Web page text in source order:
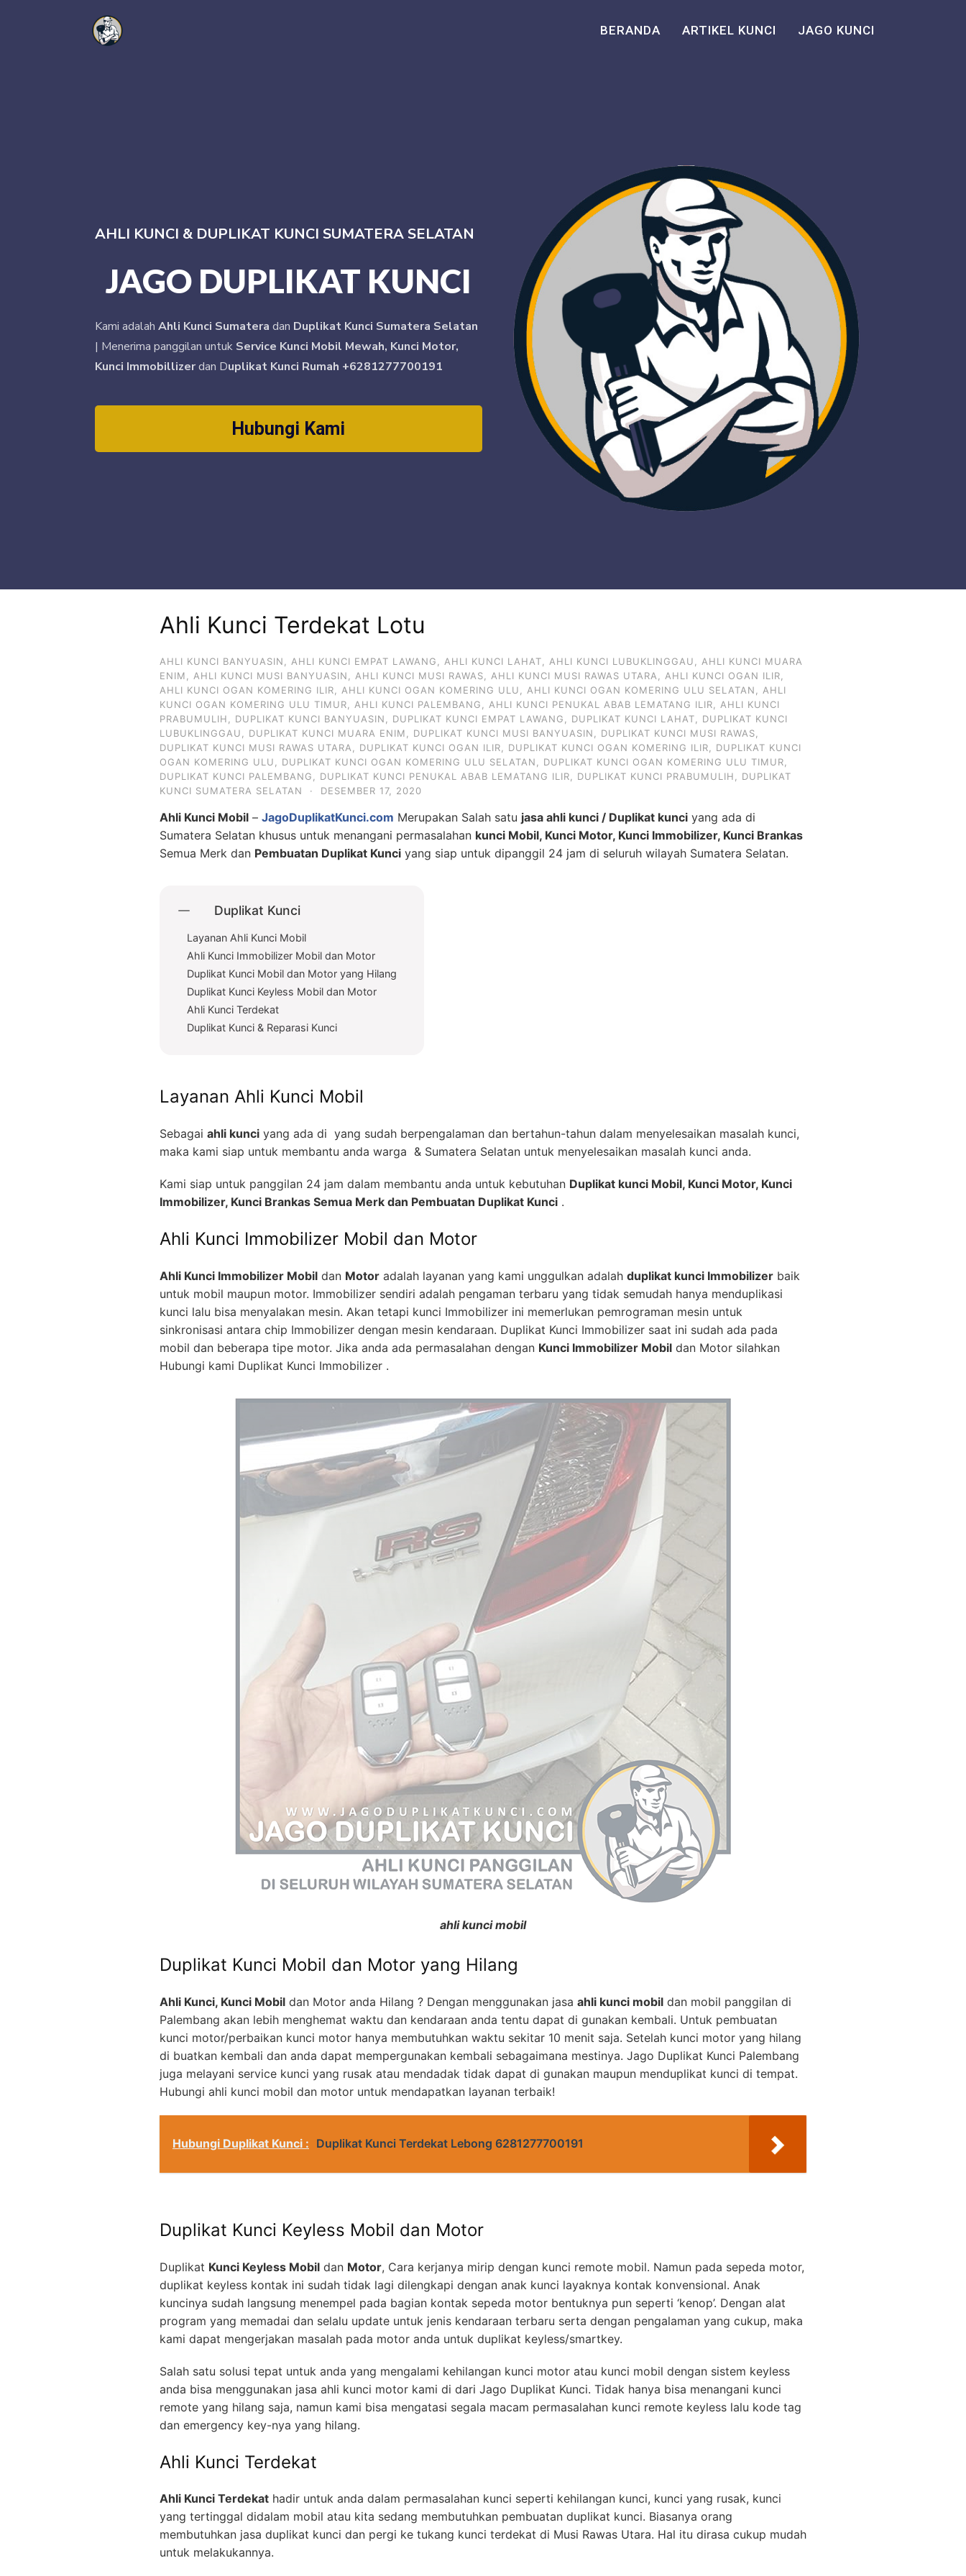
BERANDA ARTIKEL KUNCI JAGO KUNCI
AHLI KUNCI & DUPLIKAT KUNCI SUMATERA SELATAN
JAGO DUPLIKAT KUNCI
Kami adalah Ahli Kunci Sumatera dan Duplikat Kunci Sumatera Selatan
| Menerima panggilan untuk Service Kunci Mobil Mewah, Kunci Motor,
Kunci Immobillizerdan Duplikat Kunci Rumah +6281277700191
Hubungi Kami
Ahli Kunci Terdekat Lotu
AHLI KUNCI BANYUASIN AHLI KUNCI EMPAT LAWANG AHLI KUNCI LAHAT AHLI KUNCI LUBUKLINGGAU
AHLI KUNCI MUARA
ENIM
AHLI KUNCI MUSI BANYUASIN AHLI KUNCI MUSI RAWAS AHLI KUNCI MUSI RAWAS UTARA AHLI KUNCI OGAN ILIR
AHLI KUNCI OGAN KOMERING ILIR
AHLI KUNCI OGAN KOMERING ULU AHLI KUNCI OGAN KOMERING ULU SELATAN
AHLI
KUNCI OGAN KOMERING ULU TIMUR
AHLI KUNCI PALEMBANG AHLI KUNCI PENUKAL ABAB LEMATANG ILIR
AHLI KUNCI
PRABUMULIH
DUPLIKAT KUNCI BANYUASIN DUPLIKAT KUNCI EMPAT LAWANG DUPLIKAT KUNCI LAHAT
DUPLIKAT KUNCI
LUBUKLINGGAU
DUPLIKAT KUNCI MUARA ENIM DUPLIKAT KUNCI MUSI BANYUASIN DUPLIKAT KUNCI MUSI RAWAS
DUPLIKAT KUNCI MUSI RAWAS UTARA
DUPLIKAT KUNCI OGAN ILIR DUPLIKAT KUNCI OGAN KOMERING ILIR
DUPLIKAT KUNCI
OGAN KOMERING ULU
DUPLIKAT KUNCI OGAN KOMERING ULU SELATAN DUPLIKAT KUNCI OGAN KOMERING ULU TIMUR
DUPLIKAT KUNCI PALEMBANG
DUPLIKAT KUNCI PENUKAL ABAB LEMATANG ILIR DUPLIKAT KUNCI PRABUMULIH
DUPLIKAT
KUNCI SUMATERA SELATAN
· DESEMBER 17, 2020
Ahli Kunci Mobil – JagoDuplikatKunci.com Merupakan Salah satu jasa ahli kunci / Duplikat kunci yang ada di
Sumatera Selatan khusus untuk menangani permasalahan kunci Mobil, Kunci Motor, Kunci Immobilizer, Kunci Brankas
Semua Merk dan Pembuatan Duplikat Kunci yang siap untuk dipanggil 24 jam di seluruh wilayah Sumatera Selatan.
Duplikat Kunci
Layanan Ahli Kunci Mobil
Ahli Kunci Immobilizer Mobil dan Motor
Duplikat Kunci Mobil dan Motor yang Hilang
Duplikat Kunci Keyless Mobil dan Motor
Ahli Kunci Terdekat
Duplikat Kunci & Reparasi Kunci
Layanan Ahli Kunci Mobil
Sebagai ahli kunci yang ada di yang sudah berpengalaman dan bertahun-tahun dalam menyelesaikan masalah kunci,
maka kami siap untuk membantu anda warga & Sumatera Selatan untuk menyelesaikan masalah kunci anda.
Kami siap untuk panggilan 24 jam dalam membantu anda untuk kebutuhan Duplikat kunci Mobil, Kunci Motor, Kunci
Immobilizer, Kunci Brankas Semua Merk dan Pembuatan Duplikat Kunci .
Ahli Kunci Immobilizer Mobil dan Motor
Ahli Kunci Immobilizer Mobil dan Motor adalah layanan yang kami unggulkan adalah duplikat kunci Immobilizer baik
untuk mobil maupun motor. Immobilizer sendiri adalah pengaman terbaru yang tidak semudah hanya menduplikasi
kunci lalu bisa menyalakan mesin. Akan tetapi kunci Immobilizer ini memerlukan pemrograman mesin untuk
sinkronisasi antara chip Immobilizer dengan mesin kendaraan. Duplikat Kunci Immobilizer saat ini sudah ada pada
mobil dan beberapa tipe motor. Jika anda ada permasalahan dengan Kunci Immobilizer Mobil dan Motor silahkan
Hubungi kami Duplikat Kunci Immobilizer .
ahli kunci mobil
Duplikat Kunci Mobil dan Motor yang Hilang
Ahli Kunci, Kunci Mobil dan Motor anda Hilang ? Dengan menggunakan jasa ahli kunci mobil dan mobil panggilan di
Palembang akan lebih menghemat waktu dan kendaraan anda tentu dapat di gunakan kembali. Untuk pembuatan
kunci motor/perbaikan kunci motor hanya membutuhkan waktu sekitar 10 menit saja. Setelah kunci motor yang hilang
di buatkan kembali dan anda dapat mempergunakan kembali sebagaimana mestinya. Jago Duplikat Kunci Palembang
juga melayani service kunci yang rusak atau mendadak tidak dapat di gunakan maupun menduplikat kunci di tempat.
Hubungi ahli kunci mobil dan motor untuk mendapatkan layanan terbaik!
Hubungi Duplikat Kunci : Duplikat Kunci Terdekat Lebong 6281277700191
Duplikat Kunci Keyless Mobil dan Motor
Duplikat Kunci Keyless Mobil dan Motor, Cara kerjanya mirip dengan kunci remote mobil. Namun pada sepeda motor,
duplikat keyless kontak ini sudah tidak lagi dilengkapi dengan anak kunci layaknya kontak konvensional. Anak
kuncinya sudah langsung menempel pada bagian kontak sepeda motor bentuknya pun seperti ‘kenop’. Dengan alat
program yang memadai dan selalu update untuk jenis kendaraan terbaru serta dengan pengalaman yang cukup, maka
kami dapat mengerjakan masalah pada motor anda untuk duplikat keyless/smartkey.
Salah satu solusi tepat untuk anda yang mengalami kehilangan kunci motor atau kunci mobil dengan sistem keyless
anda bisa menggunakan jasa ahli kunci motor kami di dari Jago Duplikat Kunci. Tidak hanya bisa menangani kunci
remote yang hilang saja, namun kami bisa mengatasi segala macam permasalahan kunci remote keyless lalu kode tag
dan emergency key-nya yang hilang.
Ahli Kunci Terdekat
Ahli Kunci Terdekat hadir untuk anda dalam permasalahan kunci seperti kehilangan kunci, kunci yang rusak, kunci
yang tertinggal didalam mobil atau kita sedang membutuhkan pembuatan duplikat kunci. Biasanya orang
membutuhkan jasa duplikat kunci dan pergi ke tukang kunci terdekat di Musi Rawas Utara. Hal itu dirasa cukup mudah
untuk melakukannya.